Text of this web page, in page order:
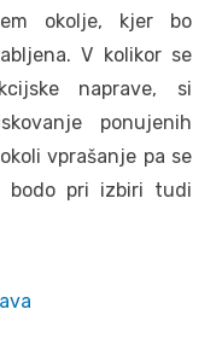
okolje, kjer bo
V kolikor se
naprave, si
ponujenih
vprašanje pa se
bodo pri izbiri tudi